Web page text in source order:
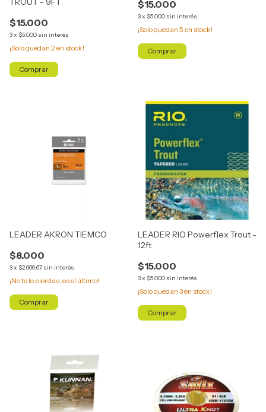
$15.000
3x $5.000 sin interés
¡Solo quedan 2 en stock!
Comprar
$15.000
3x $5.000 sin interés
¡Solo quedan 5 en stock!
Comprar
LEADER AKRON TIEMCO
$8.000
3x $2.666,67 sin interés
¡No te lo pierdas, es el último!
Comprar
LEADER RIO Powerflex Trout -
12ft
$15.000
3x $5.000 sin interés
¡Solo quedan 3en stock!
Comprar